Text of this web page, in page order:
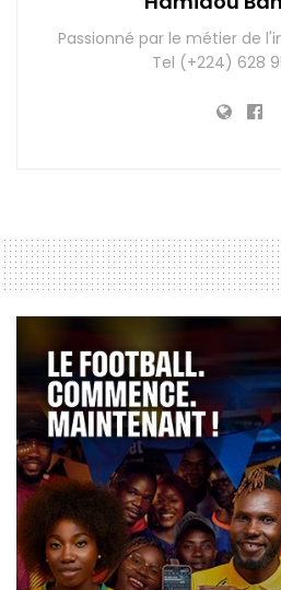
Passionné par le métier de
Tel (+224) 628